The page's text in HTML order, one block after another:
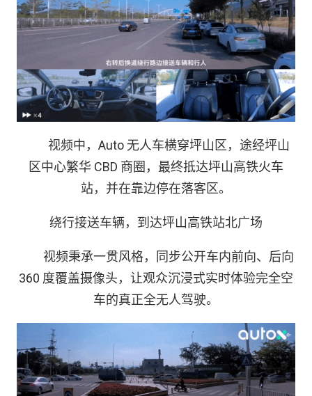
视频中，Auto 无人车横穿坪山区，途经坪山
区中心繁华 CBD 商圈，最终抵达坪山高铁火车
站，并在靠边停在落客区。
绕行接送车辆，到达坪山高铁站北广场
视频秉承一贯风格，同步公开车内前向、后向
360 度覆盖摄像头，让观众沉浸式实时体验完全空
车的真正全无人驾驶。